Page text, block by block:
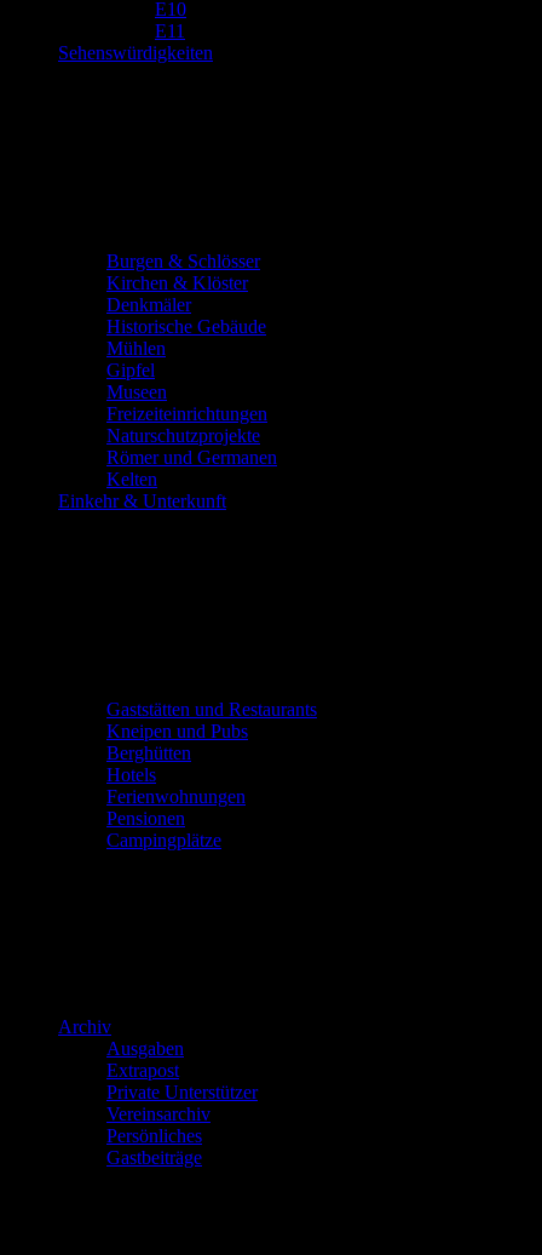
E10
E11
Sehenswürdigkeiten
Burgen & Schlösser
Kirchen & Klöster
Denkmäler
Historische Gebäude
Mühlen
Gipfel
Museen
Freizeiteinrichtungen
Naturschutzprojekte
Römer und Germanen
Kelten
Einkehr & Unterkunft
Gaststätten und Restaurants
Kneipen und Pubs
Berghütten
Hotels
Ferienwohnungen
Pensionen
Campingplätze
Archiv
Ausgaben
Extrapost
Private Unterstützer
Vereinsarchiv
Persönliches
Gastbeiträge